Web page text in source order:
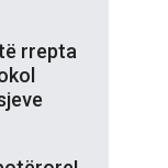
rrepta